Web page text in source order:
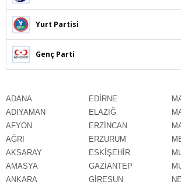
ADANA
ADIYAMAN
AFYON
AĞRI
AKSARAY
AMASYA
ANKARA
EDİRNE
ELAZIĞ
ERZİNCAN
ERZURUM
ESKİŞEHİR
GAZİANTEP
GİRESUN
Yurt Partisi
Genç Parti